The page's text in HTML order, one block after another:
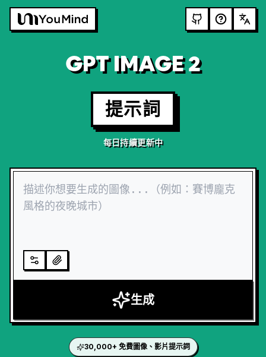
GPT IMAGE 2
提示詞
每日持續更新中
生成
30,000+ 免費圖像、影片提示詞